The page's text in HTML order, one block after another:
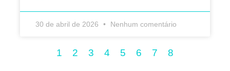
30 de abril de 2026 Nenhum comentário
1 2 3 4 5 6 7 8